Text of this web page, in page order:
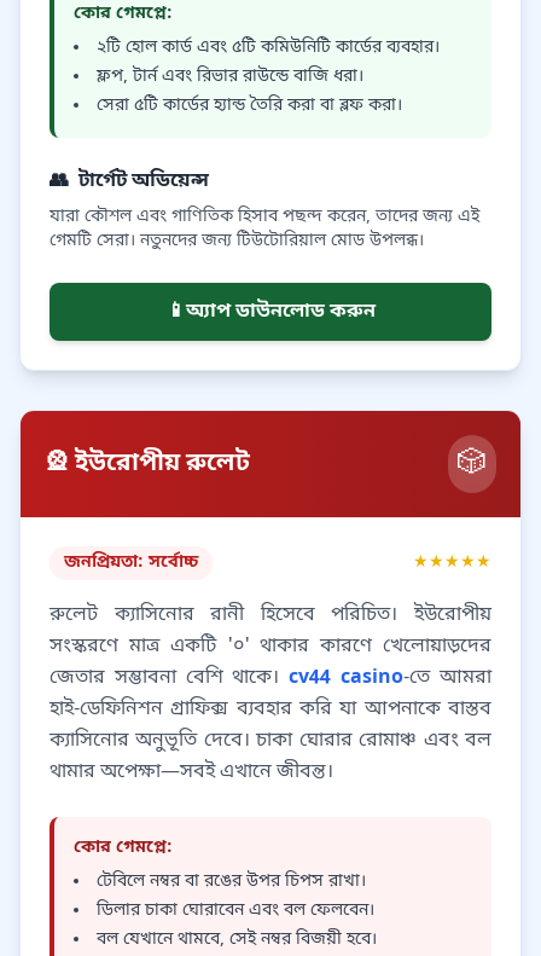
কোর গেমপ্লে:
২টি হোল কার্ড এবং ৫টি কমিউনিটি কার্ডের ব্যবহার।
ফ্লপ, টার্ন এবং রিভার রাউন্ডে বাজি ধরা।
সেরা ৫টি কার্ডের হ্যান্ড তৈরি করা বা ব্লফ করা।
👥 টার্গেট অডিয়েন্স
যারা কৌশল এবং গাণিতিক হিসাব পছন্দ করেন, তাদের জন্য এই
গেমটি সেরা। নতুনদের জন্য টিউটোরিয়াল মোড উপলব্ধ।
📱অ্যাপ ডাউনলোড করুন
🎡 ইউরোপীয় রুলেট 🎲
জনপ্রিয়তা: সর্বোচ্চ ★★★★★
রুলেট ক্যাসিনোর রানী হিসেবে পরিচিত। ইউরোপীয়
সংস্করণে মাত্র একটি '০' থাকার কারণে খেলোয়াড়দের
জেতার সম্ভাবনা বেশি থাকে।cv44 casino-তে আমরা
হাই-ডেফিনিশন গ্রাফিক্স ব্যবহার করি যা আপনাকে বাস্তব
ক্যাসিনোর অনুভূতি দেবে। চাকা ঘোরার রোমাঞ্চ এবং বল
থামার অপেক্ষা—সবই এখানে জীবন্ত।
কোর গেমপ্লে:
টেবিলে নম্বর বা রঙের উপর চিপস রাখা।
ডিলার চাকা ঘোরাবেন এবং বল ফেলবেন।
বল যেখানে থামবে, সেই নম্বর বিজয়ী হবে।